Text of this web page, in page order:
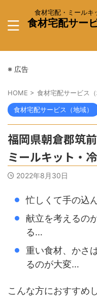
食材宅配・ミールキ
食材宅配サー
※ 広告
HOME > 食材宅配サービス（
食材宅配サービス（地域）
福岡県朝倉郡筑
ミールキット・
2022年8月30日
忙しくて手の込
献立を考えるの
る…
重い食材、かさ
るのが大変…
こんな方におすすめ